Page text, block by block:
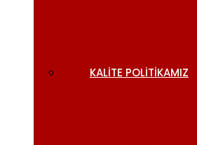
KALITE POLITIKAMIZ